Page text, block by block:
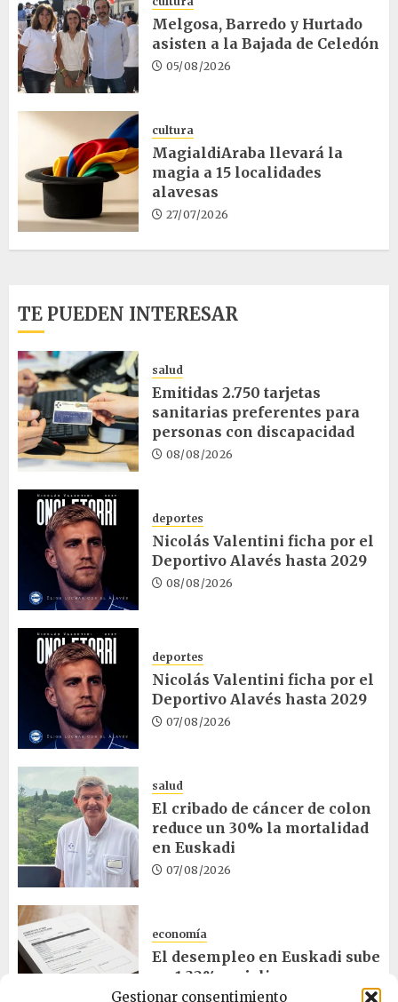
Gestionar consentimiento
Melgosa, Barredo y Hurtado
asisten a la Bajada de Celedón
05/08/2026
cultura
MagialdiAraba llevará la
magia a 15 localidades
alavesas
27/07/2026
TE PUEDEN INTERESAR
salud
Emitidas 2.750 tarjetas
sanitarias preferentes para
personas con discapacidad
08/08/2026
deportes
Nicolás Valentini ficha por el
Deportivo Alavés hasta 2029
08/08/2026
deportes
Nicolás Valentini ficha por el
Deportivo Alavés hasta 2029
07/08/2026
salud
El cribado de cáncer de colon
reduce un 30% la mortalidad
en Euskadi
07/08/2026
economía
El desempleo en Euskadi sube
un 1,32% en julio
06/08/2026